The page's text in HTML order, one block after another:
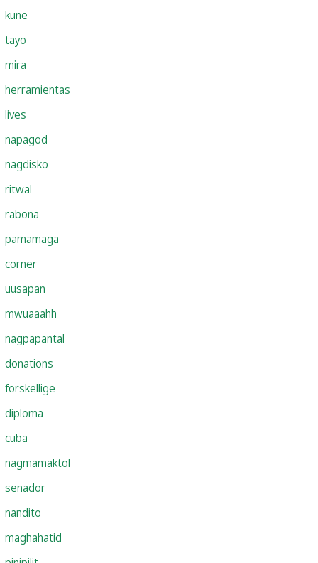
kune
tayo
mira
herramientas
lives
napagod
nagdisko
ritwal
rabona
pamamaga
corner
uusapan
mwuaaahh
nagpapantal
donations
forskellige
diploma
cuba
nagmamaktol
senador
nandito
maghahatid